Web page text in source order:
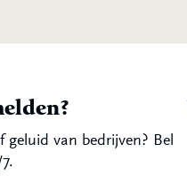
geluid van bedrijven? Bel